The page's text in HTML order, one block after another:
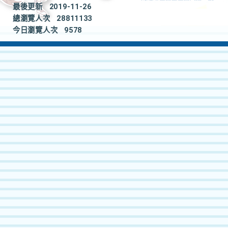
最後更新
2019-11-26
總瀏覽人次
28811133
今日瀏覽人次
9578